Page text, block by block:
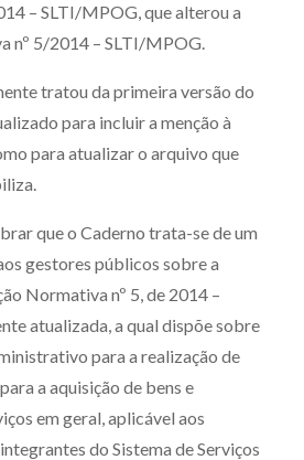
Zênite in Company
Receba por RSS
de Setembro, 4698
/ PR CEP80240-000
(41) 2109-8666
– SLTI/MPOG, que alterou a
nº 5/2014 – SLTI/MPOG.
tratou da primeira versão do
para incluir a menção à
para atualizar o arquivo que
que o Caderno trata-se de um
gestores públicos sobre a
Normativa nº 5, de 2014 –
atualizada, a qual dispõe sobre
para a realização de
a aquisição de bens e
em geral, aplicável aos
do Sistema de Serviços